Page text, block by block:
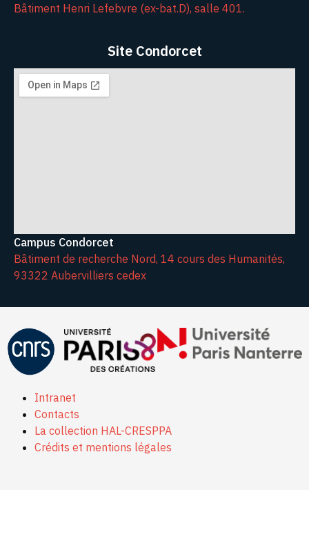
Bâtiment Henri Lefebvre (ex-bat.D), salle 401.
Site Condorcet
Campus Condorcet
Bâtiment de recherche Nord, 14 cours des Humanités,
93322 Aubervilliers cedex
Intranet
Contacts
La collection HAL-CRESPPA
Crédits et mentions légales